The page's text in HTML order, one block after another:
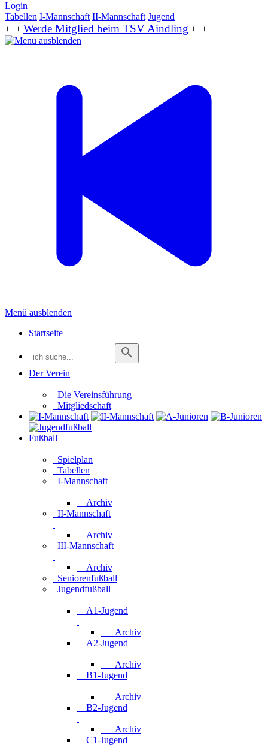
Login
Tabellen I-Mannschaft II-Mannschaft Jugend
+++ Werde Mitglied beim TSV Aindling +++
Menü ausblenden
Startseite
Der Verein
Die Vereinsführung
Mitgliedschaft
Fußball
Spielplan
Tabellen
I-Mannschaft
Archiv
II-Mannschaft
Archiv
III-Mannschaft
Archiv
Seniorenfußball
Jugendfußball
A1-Jugend
Archiv
A2-Jugend
Archiv
B1-Jugend
Archiv
B2-Jugend
Archiv
C1-Jugend